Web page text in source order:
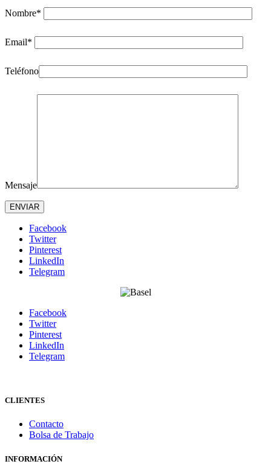
Nombre*
Email*
Teléfono
Mensaje
Facebook
Twitter
Pinterest
LinkedIn
Telegram
Facebook
Twitter
Pinterest
LinkedIn
Telegram
CLIENTES
Contacto
Bolsa de Trabajo
INFORMACIÓN